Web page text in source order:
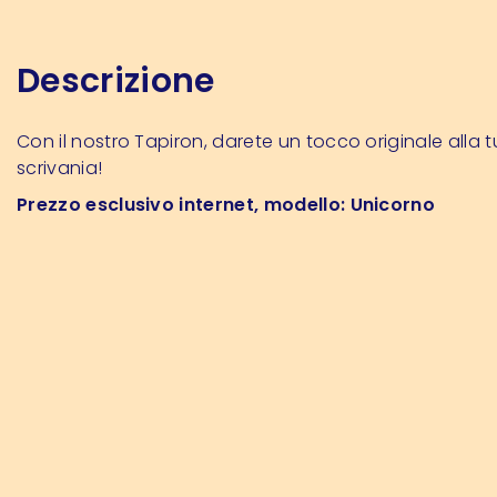
Descrizione
Con il nostro Tapiron, darete un tocco originale alla
scrivania!
Prezzo esclusivo internet, modello: Unicorno